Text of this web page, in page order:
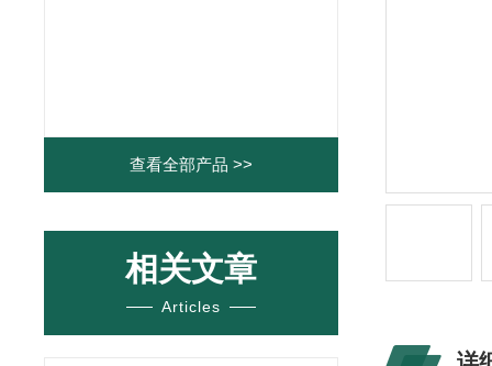
查看全部产品 >>
相关文章
Articles